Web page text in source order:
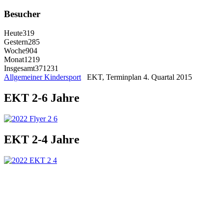
Besucher
Heute319
Gestern285
Woche904
Monat1219
Insgesamt371231
Allgemeiner Kindersport
EKT, Terminplan 4. Quartal 2015
EKT 2-6 Jahre
EKT 2-4 Jahre